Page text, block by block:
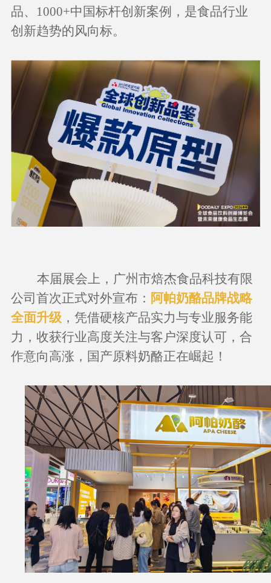
品、1000+中国标杆创新案例，是食品行业
创新趋势的风向标。
本届展会上，广州市焙杰食品科技有限
公司首次正式对外宣布： 阿帕奶酪品牌战略
全面升级 ，凭借硬核产品实力与专业服务能
力，收获行业高度关注与客户深度认可，合
作意向高涨，国产原料奶酪正在崛起！